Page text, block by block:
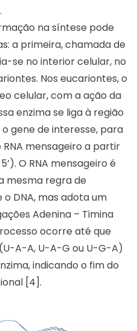
na síntese pode
a primeira, chamada de
se no interior celular, no
Nos eucariontes, o
celular, com a ação da
enzima se liga à região
gene de interesse, para
mensageiro a partir
O RNA mensageiro é
mesma regra de
DNA, mas adota um
Adenina – Timina
ocorre até que
A-A, U-A-G ou U-G-A)
indicando o fim do
[4].